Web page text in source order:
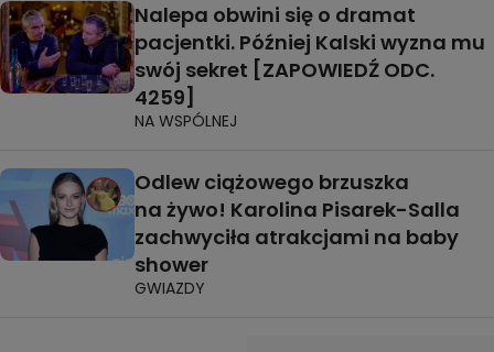
Nalepa obwini się o dramat
pacjentki. Później Kalski wyzna mu
swój sekret [ZAPOWIEDŹ ODC.
4259]
NA WSPÓLNEJ
Odlew ciążowego brzuszka
na żywo! Karolina Pisarek-Salla
zachwyciła atrakcjami na baby
shower
GWIAZDY